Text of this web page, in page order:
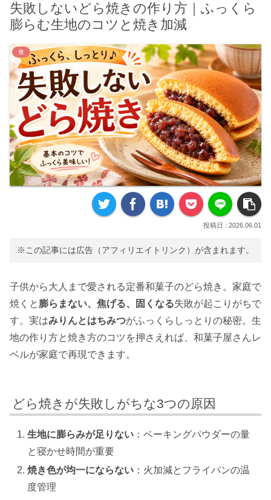
失敗しないどら焼きの作り方｜ふっくら
膨らむ生地のコツと焼き加減
食
2026.06.01
※この記事には広告（アフィリエイトリンク）が含まれます。
子供から大人まで愛される定番和菓子のどら焼き。家庭で
焼くと 膨らまない、焦げる、固くなる失敗が起こりがちで
す。実はみりんとはちみつがふっくらしっとりの秘密。生
地の作り方と焼き方のコツを押さえれば、和菓子屋さんレ
ベルが家庭で再現できます。
どら焼きが失敗しがちな3つの原因
生地に膨らみが足りない ：ベーキングパウダーの量
と寝かせ時間が重要
焼き色が均一にならない ：火加減とフライパンの温
度管理